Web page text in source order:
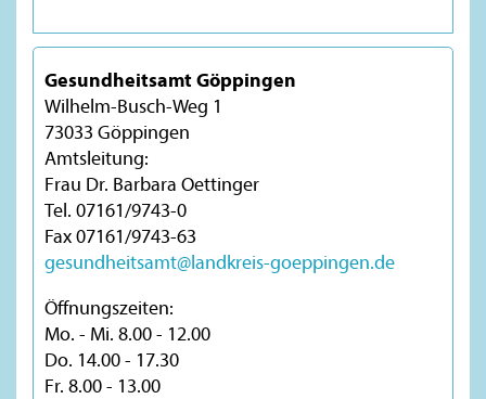
Gesundheitsamt Göppingen
Wilhelm-Busch-Weg 1
73033 Göppingen
Amtsleitung:
Frau Dr. Barbara Oettinger
Tel. 07161/9743-0
Fax 07161/9743-63
gesundheitsamt@landkreis-goeppingen.de
Öffnungszeiten:
Mo. - Mi. 8.00 - 12.00
Do. 14.00 - 17.30
Fr. 8.00 - 13.00